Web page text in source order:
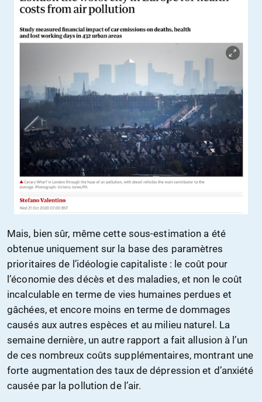
Mais, bien sûr, même cette sous-estimation a été
obtenue uniquement sur la base des paramètres
prioritaires de l’idéologie capitaliste : le coût pour
l’économie des décès et des maladies, et non le coût
incalculable en terme de vies humaines perdues et
gâchées, et encore moins en terme de dommages
causés aux autres espèces et au milieu naturel. La
semaine dernière, un autre rapport a fait allusion à l’un
de ces nombreux coûts supplémentaires, montrant une
forte augmentation des taux de dépression et d’anxiété
causée par la pollution de l’air.